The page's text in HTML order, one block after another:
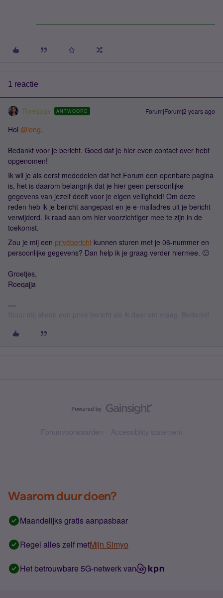
1 reactie
Roeqajja ANTWOORD Forum|Forum|2 years ago
Hoi @long,
Bedankt voor je bericht. Goed dat je hier even contact over hebt
opgenomen!
Ik wil je als eerst mededelen dat het Forum een openbare pagina
is, het is daarom belangrijk dat je hier geen persoonlijke
gegevens van jezelf deelt voor je eigen veiligheid! Om deze
reden heb ik je bericht aangepast en je e-mailadres uit je bericht
verwijderd. Ik raad aan om hier voorzichtiger mee te zijn in de
toekomst.
Zou je mij een privébericht kunnen sturen met je 06-nummer en
persoonlijke gegevens? Dan help ik je graag verder hiermee. 🙂
Groetjes,
Roeqajja
Forumvoorwaarden Accessibility statement
Waarom duur doen?
Maandelijks gratis aanpasbaar
Regel alles zelf metMijn Simyo
Het betrouwbare 5G-netwerk van